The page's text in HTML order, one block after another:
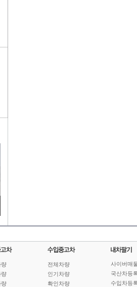
량
량
량
전체차량
인기차량
확인차량
사이버매
국산차등
수입차등